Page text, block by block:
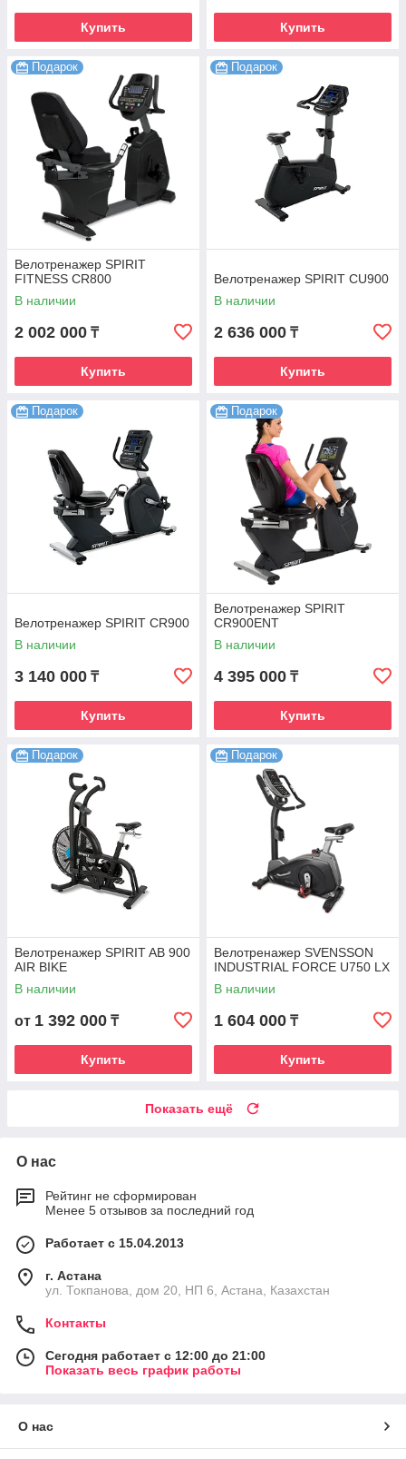
Купить Купить
Подарок
Велотренажер SPIRIT
FITNESS CR800
В наличии
2 002 000 ₸
Купить
Подарок
Велотренажер SPIRIT CU900
В наличии
2 636 000 ₸
Купить
Подарок
Велотренажер SPIRIT CR900
В наличии
3 140 000 ₸
Купить
Подарок
Велотренажер SPIRIT
CR900ENT
В наличии
4 395 000 ₸
Купить
Подарок
Велотренажер SPIRIT AB 900
AIR BIKE
В наличии
от 1 392 000 ₸
Купить
Подарок
Велотренажер SVENSSON
INDUSTRIAL FORCE U750 LX
В наличии
1 604 000 ₸
Купить
Показать ещё
О нас
Рейтинг не сформирован
Менее 5 отзывов за последний год
Работает с 15.04.2013
г. Астана
ул. Токпанова, дом 20, НП 6, Астана, Казахстан
Контакты
Сегодня работает с 12:00 до 21:00
Показать весь график работы
О нас